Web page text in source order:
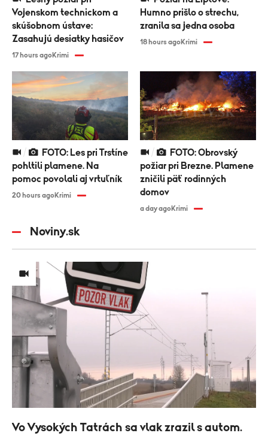
Vojenskom technickom a
skúšobnom ústave:
Zasahujú desiatky hasičov
17 hours agoKrimi
Humno prišlo o strechu,
zranila sa jedna osoba
18 hours agoKrimi
pohltili plamene. Na
pomoc povolali aj vrtuľník
20 hours agoKrimi
požiar pri Brezne. Plamene
zničili päť rodinných
domov
a day agoKrimi
Noviny.sk
Vo Vysokých Tatrách sa vlak zrazil s autom.